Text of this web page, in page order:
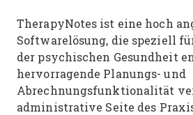
TherapyNotes ist eine hoch
Softwarelösung, die speziell
der psychischen Gesundheit
hervorragende Planungs- und
Abrechnungsfunktionalität
administrative Seite des